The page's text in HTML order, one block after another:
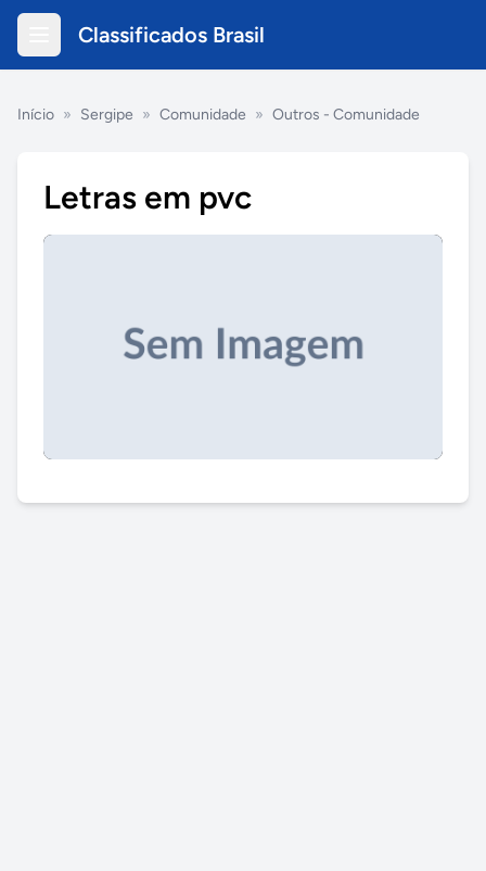
Classificados Brasil
Início » Sergipe » Comunidade » Outros - Comunidade
Letras em pvc